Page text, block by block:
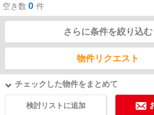
空き数 0 件
さらに条件を絞り込む
物件リクエスト
チェックした物件をまとめて
検討リストに追加